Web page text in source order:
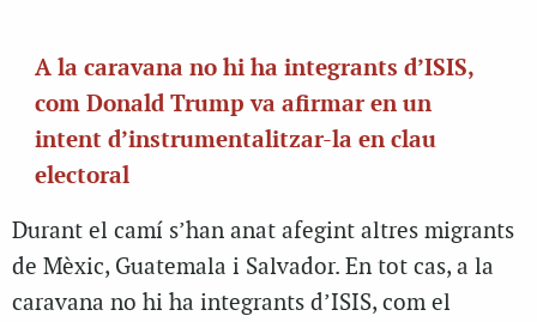
A la caravana no hi ha integrants d’ISIS,
com Donald Trump va afirmar en un
intent d’instrumentalitzar-la en clau
electoral
Durant el camí s’han anat afegint altres migrants
de Mèxic, Guatemala i Salvador. En tot cas, a la
caravana no hi ha integrants d’ISIS, com el